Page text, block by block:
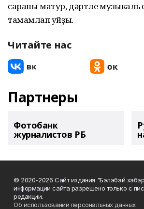
сараны матур, дәртле
тамамлап ҡуйҙы.
Читайте нас
Партнеры
Фотобанк
журналистов РБ
© 2020-2026 Сайт издания "Бэлэбэй
информации сайта разрешено только с
редакции.
Об использовании персональных данных